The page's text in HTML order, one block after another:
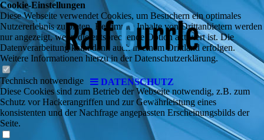
DATENSCHUTZ
Cookie-Einstellungen
Diese Webseite verwendet Cookies, um Besuchern ein optimales
Nutzererlebnis zu bieten. Bestimmte Inhalte von Drittanbietern werden
nur angezeigt, wenn die entsprechende Option aktiviert ist. Die
Datenverarbeitung kann dann auch in einem Drittland erfolgen.
Weitere Informationen hierzu in der Datenschutzerklärung.
Technisch notwendige
Diese Cookies sind zum Betrieb der Webseite notwendig, z.B. zum
Schutz vor Hackerangriffen und zur Gewährleistung eines
konsistenten und der Nachfrage angepassten Erscheinungsbilds der
Seite.